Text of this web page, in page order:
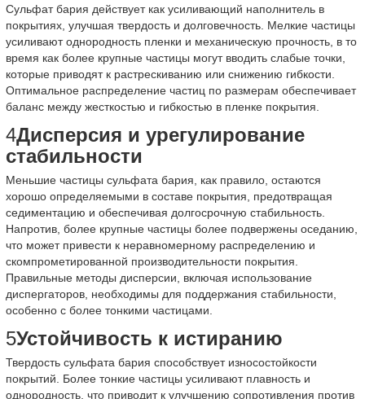
Сульфат бария действует как усиливающий наполнитель в
покрытиях, улучшая твердость и долговечность. Мелкие частицы
усиливают однородность пленки и механическую прочность, в то
время как более крупные частицы могут вводить слабые точки,
которые приводят к растрескиванию или снижению гибкости.
Оптимальное распределение частиц по размерам обеспечивает
баланс между жесткостью и гибкостью в пленке покрытия.
4Дисперсия и урегулирование
стабильности
Меньшие частицы сульфата бария, как правило, остаются
хорошо определяемыми в составе покрытия, предотвращая
седиментацию и обеспечивая долгосрочную стабильность.
Напротив, более крупные частицы более подвержены оседанию,
что может привести к неравномерному распределению и
скомпрометированной производительности покрытия.
Правильные методы дисперсии, включая использование
диспергаторов, необходимы для поддержания стабильности,
особенно с более тонкими частицами.
5Устойчивость к истиранию
Твердость сульфата бария способствует износостойкости
покрытий. Более тонкие частицы усиливают плавность и
однородность, что приводит к улучшению сопротивления против